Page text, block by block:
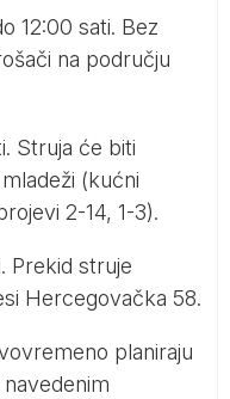
12:00 sati. Bez
na području
Struja će biti
(kućni
2-14, 1-3).
Prekid struje
Hercegovačka 58.
planiraju